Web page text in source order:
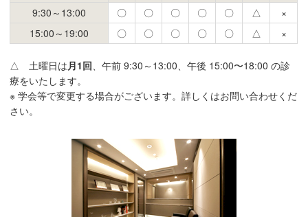
9:30～13:00
〇 〇 〇 〇 〇 △
×
15:00～19:00
〇 〇 〇 〇 〇 △ ×
△ 土曜日は 月1回 、午前 9:30～13:00、午後 15:00〜18:00 の診
療をいたします。
※ 学会等で変更する場合がございます。詳しくはお問い合わせくだ
さい。